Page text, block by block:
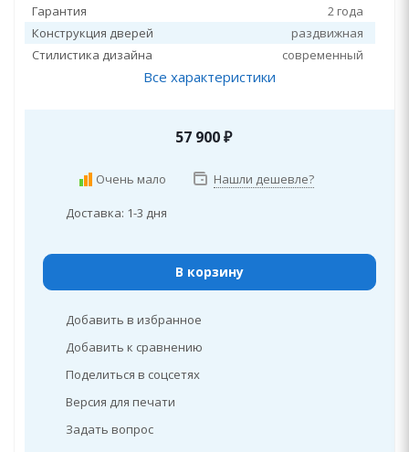
Гарантия
2 года
Конструкция дверей
раздвижная
Стилистика дизайна
современный
Все характеристики
57 900₽
Очень мало Нашли дешевле?
Доставка: 1-3 дня
В корзину
Добавить в избранное
Добавить к сравнению
Поделиться в соцсетях
Версия для печати
Задать вопрос